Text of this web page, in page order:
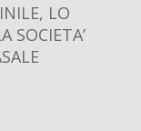
LO
SOCIETA’